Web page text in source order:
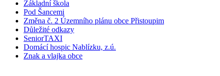
Základní škola
Pod Šancemi
Změna č. 2 Územního plánu obce Přistoupim
Důležité odkazy
SeniorTAXI
Domácí hospic Nablízku, z.ú.
Znak a vlajka obce